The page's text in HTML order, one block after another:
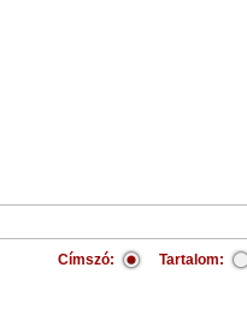
Címszó: Tartalom: